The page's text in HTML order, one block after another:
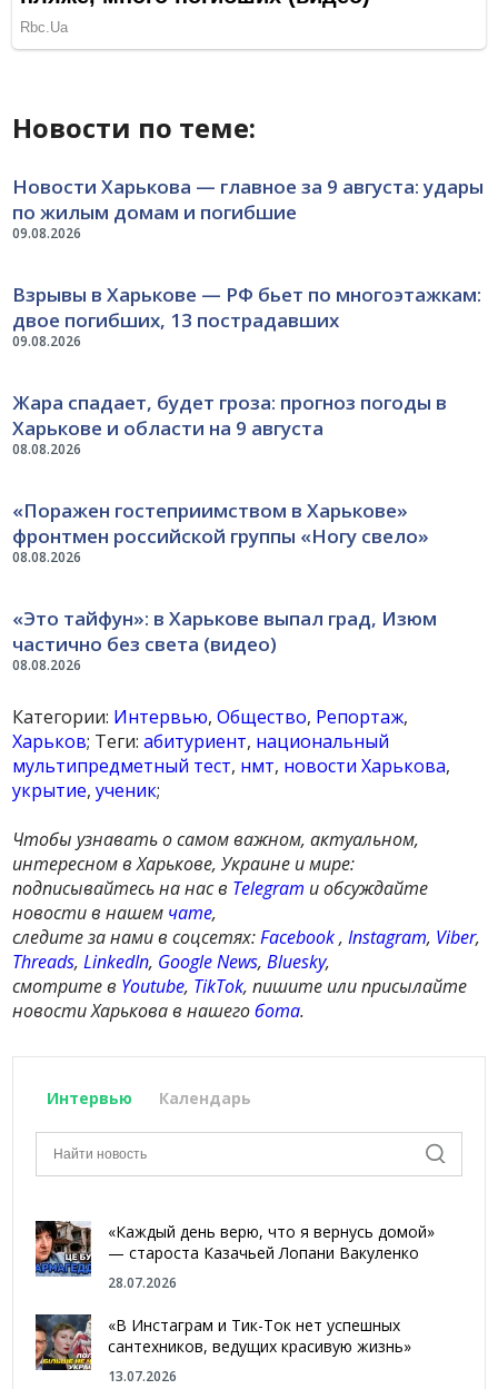
Новости по теме:
09.08.2026
Новости Харькова — главное за 9 августа: удары
по жилым домам и погибшие
09.08.2026
Взрывы в Харькове — РФ бьет по многоэтажкам:
двое погибших, 13 пострадавших
08.08.2026
Жара спадает, будет гроза: прогноз погоды в
Харькове и области на 9 августа
08.08.2026
«Поражен гостеприимством в Харькове»
фронтмен российской группы «Ногу свело»
08.08.2026
«Это тайфун»: в Харькове выпал град, Изюм
частично без света (видео)
Категории: Интервью,Общество, Репортаж,
Харьков; Теги:абитуриент, национальный
мультипредметный тест, нмт, новости Харькова,
укрытие,ученик;
Чтобы узнавать о самом важном, актуальном,
интересном в Харькове, Украине и мире:
подписывайтесь на нас в Telegram и обсуждайте
новости в нашем чате,
следите за нами в соцсетях:Facebook,Instagram, Viber,
Threads,LinkedIn, Google News,Bluesky,
смотрите в Youtube, TikTok, пишите или присылайте
новости Харькова в нашегобота.
Интервью Календарь
«Каждый день верю, что я вернусь домой»
— староста Казачьей Лопани Вакуленко
28.07.2026
«В Инстаграм и Тик-Ток нет успешных
сантехников, ведущих красивую жизнь»
13.07.2026